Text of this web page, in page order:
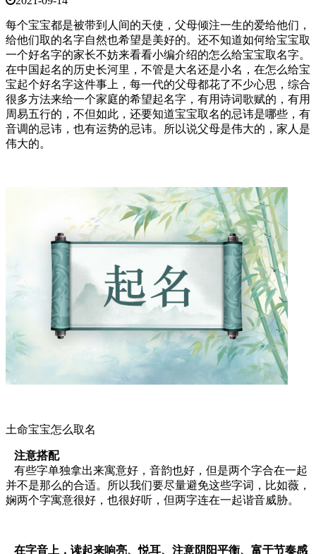
每个宝宝都是被带到人间的天使，父母倾注一生的爱给他们，
给他们取的名字自然也希望是美好的。还不知道如何给宝宝取
一个好名字的家长不妨来看看小编介绍的怎么给宝宝取名字。
在中国起名的历史长河里，不管是大名还是小名，在怎么给宝
宝起个好名字这件事上，每一代的父母都花了不少心思，综合
很多方法来给一个家庭的希望起名字，有用诗词歌赋的，有用
周易五行的，不但如此，还要知道宝宝取名的忌讳是哪些，有
音调的忌讳，也有运势的忌讳。所以说父母是伟大的，家人是
伟大的。
土命宝宝怎么取名
注意搭配
有些字单独拿出来寓意好，音韵也好，但是两个字合在一起
并不是那么的合适。所以我们要尽量避免这些字词，比如薇，
娴两个字寓意很好，也很好听，但两字连在一起谐音威胁。
在字音上，读起来响亮、悦耳、注意阴阳平衡、富于节奏感